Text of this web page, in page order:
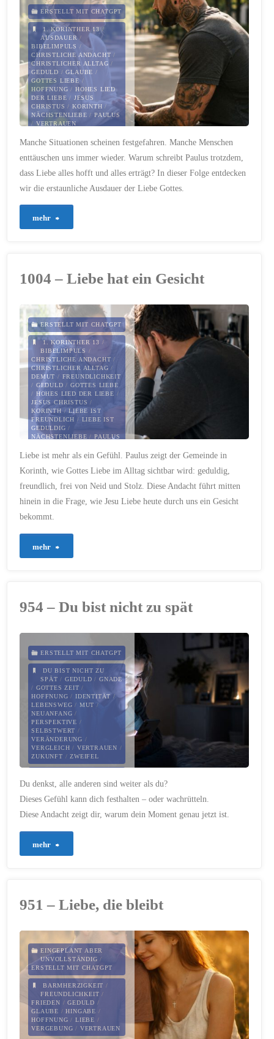
zu
bleiben"
ERSTELLT MIT CHATGPT
1. KORINTHER 13/
AUSDAUER/
BIBELIMPULS /
CHRISTLICHE ANDACHT /
CHRISTLICHER ALLTAG /
GEDULD /GLAUBE /
GOTTES LIEBE /
HOFFNUNG / HOHES LIED
DER LIEBE / JESUS
CHRISTUS / KORINTH /
NÄCHSTENLIEBE / PAULUS
/ VERTRAUEN
16. JUNI 2026
Manche Situationen scheinen festgefahren. Manche Menschen
enttäuschen uns immer wieder. Warum schreibt Paulus trotzdem,
dass Liebe alles hofft und alles erträgt? In dieser Folge entdecken
wir die erstaunliche Ausdauer der Liebe Gottes.
mehr
Kraft"
1004 – Liebe hat ein Gesicht
ERSTELLT MIT CHATGPT
1. KORINTHER 13 /
BIBELIMPULS /
CHRISTLICHE ANDACHT /
CHRISTLICHER ALLTAG /
DEMUT / FREUNDLICHKEIT
/ GEDULD / GOTTES LIEBE
/ HOHES LIED DER LIEBE /
JESUS CHRISTUS /
KORINTH /LIEBE IST
FREUNDLICH / LIEBE IST
GEDULDIG /
NÄCHSTENLIEBE / PAULUS
15. JUNI 2026
Liebe ist mehr als ein Gefühl. Paulus zeigt der Gemeinde in
Korinth, wie Gottes Liebe im Alltag sichtbar wird: geduldig,
freundlich, frei von Neid und Stolz. Diese Andacht führt mitten
hinein in die Frage, wie Jesu Liebe heute durch uns ein Gesicht
bekommt.
mehr
Gesicht"
954 – Du bist nicht zu spät
ERSTELLT MIT CHATGPT
DU BIST NICHT ZU
SPÄT / GEDULD /GNADE
/ GOTTES ZEIT /
HOFFNUNG / IDENTITÄT /
LEBENSWEG / MUT /
NEUANFANG /
PERSPEKTIVE /
SELBSTWERT /
VERÄNDERUNG /
VERGLEICH / VERTRAUEN /
ZUKUNFT /ZWEIFEL
Du denkst, alle anderen sind weiter als du?
Dieses Gefühl kann dich festhalten – oder wachrütteln.
Diese Andacht zeigt dir, warum dein Moment genau jetzt ist.
mehr
nicht
zu
spät"
951 – Liebe, die bleibt
EINGEPLANT ABER
UNVOLLSTÄNDIG /
ERSTELLT MIT CHATGPT
BARMHERZIGKEIT /
FREUNDLICHKEIT /
FRIEDEN /GEDULD /
GLAUBE /HINGABE /
HOFFNUNG / LIEBE /
VERGEBUNG / VERTRAUEN